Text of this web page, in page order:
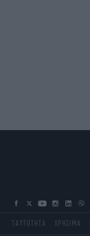
ΤΑΥΤΟΤΗΤΑ ΧΡΗΣΙΜΑ